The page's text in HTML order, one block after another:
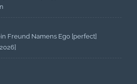
Freund Namens Ego [perfect]